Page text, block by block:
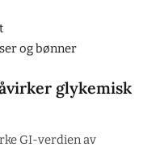
og bønner
glykemisk
GI-verdien av